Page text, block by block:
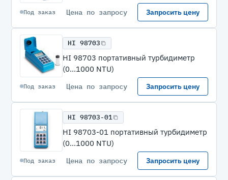
Под заказ Цена по запросу Запросить цену
HI 98703
HI 98703 портативный турбидиметр
(0...1000 NTU)
Под заказ Цена по запросу Запросить цену
HI 98703-01
HI 98703-01 портативный турбидиметр
(0...1000 NTU)
Под заказ Цена по запросу Запросить цену